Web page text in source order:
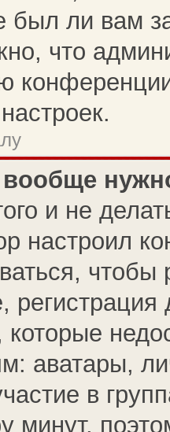
был ли вам
что
и не
настроил
которые
аватары,
в
минут,